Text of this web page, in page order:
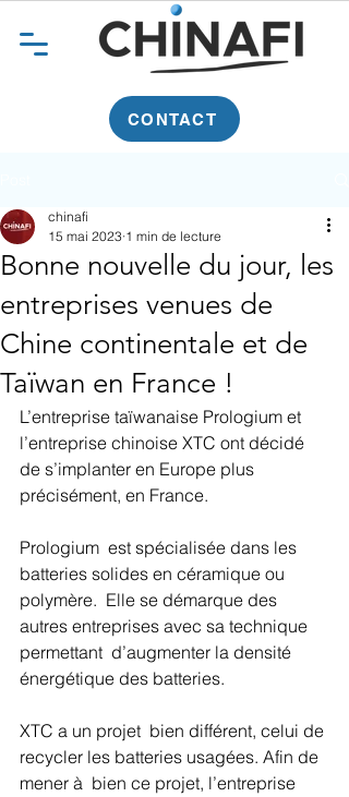
CONTACT
Bonne nouvelle du jour, les
entreprises venues de
Chine continentale et de
Taïwan en France !
chinafi
15 mai 2023 1 min de lecture
L’entreprise taïwanaise Prologium et
l’entreprise chinoise XTC ont décidé
de s’implanter en Europe plus
précisément, en France.
Prologium  est spécialisée dans les
batteries solides en céramique ou
polymère.  Elle se démarque des
autres entreprises avec sa technique
permettant  d’augmenter la densité
énergétique des batteries.
XTC a un projet  bien différent, celui de
recycler les batteries usagées. Afin de
mener à  bien ce projet, l’entreprise